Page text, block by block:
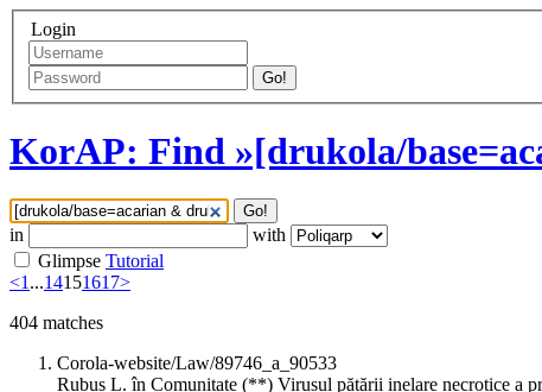
Login
Go!
KorAP: Find »[drukola/
Go!
in
with
Glimpse Tutorial
<1...14151617>
404 matches
Corola-website/Law/89746_a_90533
Rubus L. în Comunitate (**) Virusul pătării inelare necrotice